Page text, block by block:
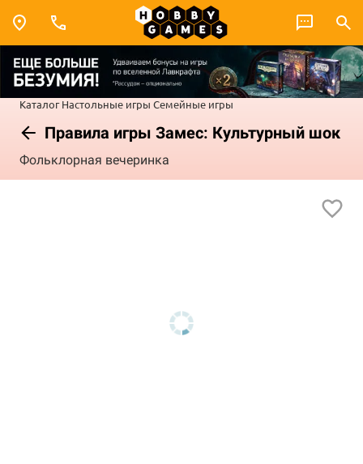
Каталог Настольные игры Семейные игры
Правила игры Замес: Культурный шок
Фольклорная вечеринка